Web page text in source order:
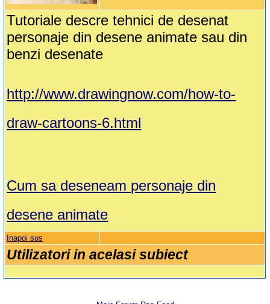
Tutoriale descre tehnici de desenat
personaje din desene animate sau din
benzi desenate
http://www.drawingnow.com/how-to-
draw-cartoons-6.html
Cum sa deseneam personaje din
desene animate
Inapoi sus
Utilizatori in acelasi subiect